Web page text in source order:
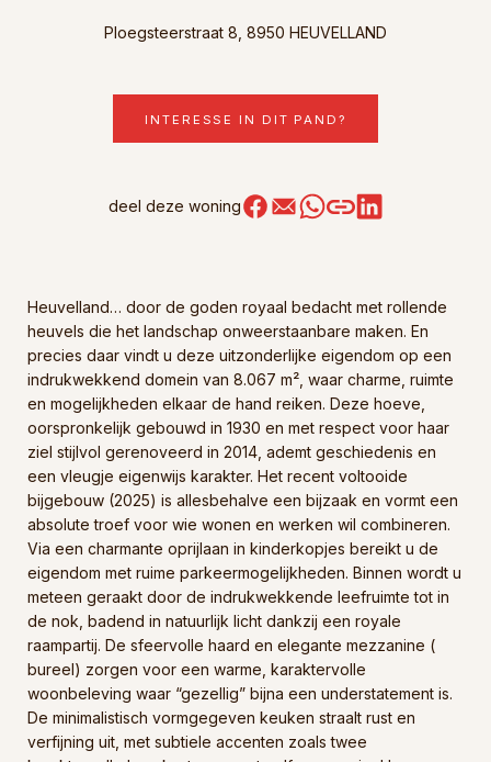
Ploegsteerstraat 8, 8950 HEUVELLAND
INTERESSE IN DIT PAND?
deel deze woning
Heuvelland… door de goden royaal bedacht met rollende
heuvels die het landschap onweerstaanbare maken. En
precies daar vindt u deze uitzonderlijke eigendom op een
indrukwekkend domein van 8.067 m², waar charme, ruimte
en mogelijkheden elkaar de hand reiken. Deze hoeve,
oorspronkelijk gebouwd in 1930 en met respect voor haar
ziel stijlvol gerenoveerd in 2014, ademt geschiedenis en
een vleugje eigenwijs karakter. Het recent voltooide
bijgebouw (2025) is allesbehalve een bijzaak en vormt een
absolute troef voor wie wonen en werken wil combineren.
Via een charmante oprijlaan in kinderkopjes bereikt u de
eigendom met ruime parkeermogelijkheden. Binnen wordt u
meteen geraakt door de indrukwekkende leefruimte tot in
de nok, badend in natuurlijk licht dankzij een royale
raampartij. De sfeervolle haard en elegante mezzanine (
bureel) zorgen voor een warme, karaktervolle
woonbeleving waar “gezellig” bijna een understatement is.
De minimalistisch vormgegeven keuken straalt rust en
verfijning uit, met subtiele accenten zoals twee